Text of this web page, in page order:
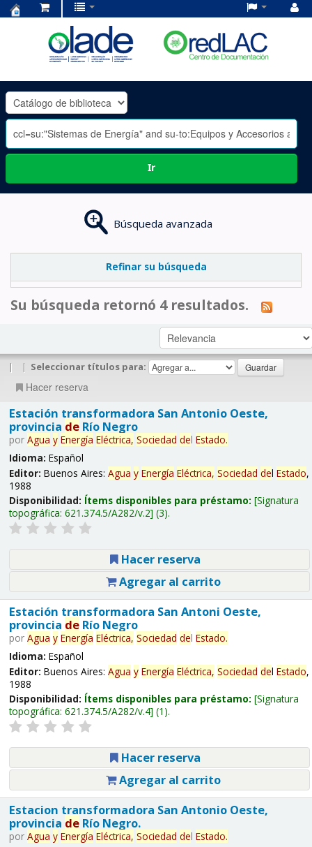
OLADE
-
Ir
Búsqueda avanzada
Refinar su búsqueda
Su búsqueda retornó 4 resultados.
| | Seleccionar títulos para:
Hacer reserva
Estación transformadora San Antonio Oeste,
provincia deRío Negro
por Agua y Energía Eléctrica, Sociedad del Estado.
Idioma: Español
Editor: Buenos Aires: Agua y Energía Eléctrica, Sociedad del Estado,
1988
Disponibilidad: Ítems disponibles para préstamo: Signatura
topográfica: 621.374.5/A282/v.2 (3).
Hacer reserva
Agregar al carrito
Estación transformadora San Antoni Oeste,
provincia deRío Negro
por Agua y Energía Eléctrica, Sociedad del Estado.
Idioma: Español
Editor: Buenos Aires: Agua y Energía Eléctrica, Sociedad del Estado,
1988
Disponibilidad: Ítems disponibles para préstamo: Signatura
topográfica: 621.374.5/A282/v.4 (1).
Hacer reserva
Agregar al carrito
Estacion transformadora San Antonio Oeste,
provincia deRío Negro.
por Agua y Energía Eléctrica, Sociedad del Estado.